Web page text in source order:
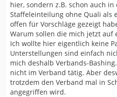
hier, sondern z.B. schon auch in
Staffeleinteilung ohne Quali als
offen für Vorschläge gezeigt
Warum sollen die mich jetzt auf
Ich wollte hier eigentlich keine
Unterstellungen sind einfach
mich deshalb Verbands-
nicht im Verband tätig. Aber
trotzdem den Verband mal in
angegriffen wird.